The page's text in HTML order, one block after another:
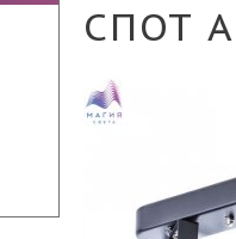
СПОТ